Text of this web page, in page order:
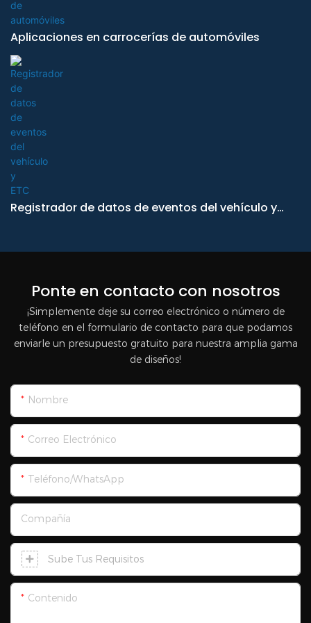
Aplicaciones en carrocerías de automóviles
Registrador de datos de eventos del vehículo y
Ponte en contacto con nosotros
¡Simplemente deje su correo electrónico o número de
teléfono en el formulario de contacto para que podamos
enviarle un presupuesto gratuito para nuestra amplia gama
de diseños!
Nombre
Correo Electrónico
Teléfono/WhatsApp
Compañía
Sube Tus Requisitos
Contenido